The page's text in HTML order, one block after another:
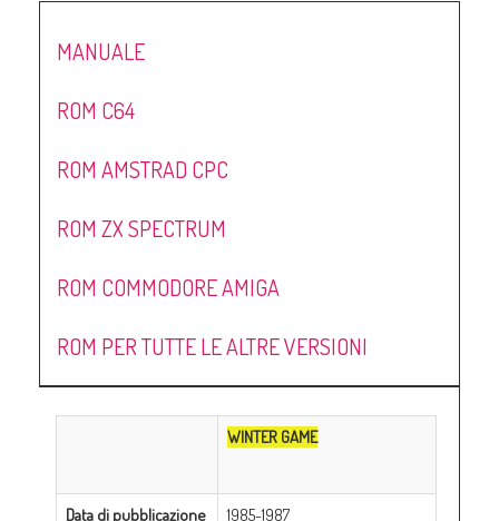
MANUALE
ROM C64
ROM AMSTRAD CPC
ROM ZX SPECTRUM
ROM COMMODORE AMIGA
ROM PER TUTTE LE ALTRE VERSIONI
WINTER GAME
Data di pubblicazione 1985-1987